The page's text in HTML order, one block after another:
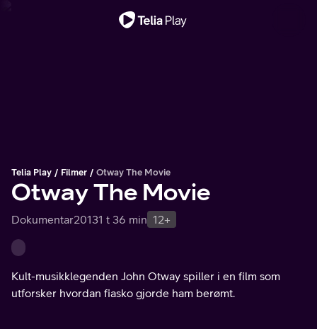
Telia Play Filmer Otway The Movie
Otway The Movie
Dokumentar20131 t 36 min 12+
Kult-musikklegenden John Otway spiller i en film som
utforsker hvordan fiasko gjorde ham berømt.